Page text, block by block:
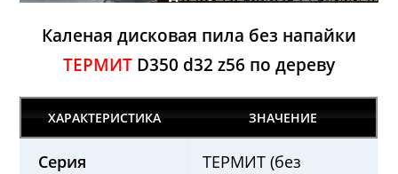
Каленая дисковая пила без напайки
ТЕРМИТ D350 d32 z56 по дереву
ХАРАКТЕРИСТИКА ЗНАЧЕНИЕ
Серия
ТЕРМИТ (без